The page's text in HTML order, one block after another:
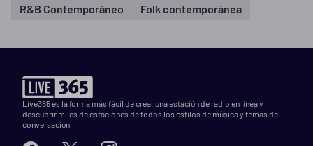
R&B Contemporáneo
Folk contemporánea
Live365 es la forma más fácil de crear una estación de radio en línea y
descubrir miles de estaciones de todos los estilos de música y temas de
conversación.